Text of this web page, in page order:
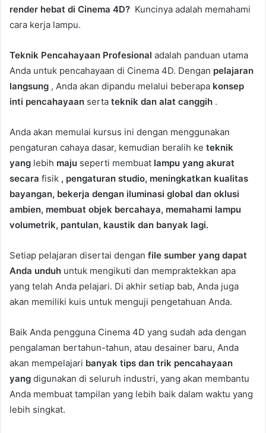
render hebat di Cinema 4D? Kuncinya adalah memahami
cara kerja lampu.
Teknik Pencahayaan Profesional adalah panduan utama
Anda untuk pencahayaan di Cinema 4D. Dengan pelajaran
langsung , Anda akan dipandu melalui beberapa konsep
inti pencahayaan serta teknik dan alat canggih .
Anda akan memulai kursus ini dengan menggunakan
pengaturan cahaya dasar, kemudian beralih ke teknik
yang lebih maju seperti membuat lampu yang akurat
secara fisik , pengaturan studio, meningkatkan kualitas
bayangan, bekerja dengan iluminasi global dan oklusi
ambien, membuat objek bercahaya, memahami lampu
volumetrik, pantulan, kaustik dan banyak lagi.
Setiap pelajaran disertai dengan file sumber yang dapat
Anda unduh untuk mengikuti dan mempraktekkan apa
yang telah Anda pelajari. Di akhir setiap bab, Anda juga
akan memiliki kuis untuk menguji pengetahuan Anda.
Baik Anda pengguna Cinema 4D yang sudah ada dengan
pengalaman bertahun-tahun, atau desainer baru, Anda
akan mempelajari banyak tips dan trik pencahayaan
yang digunakan di seluruh industri, yang akan membantu
Anda membuat tampilan yang lebih baik dalam waktu yang
lebih singkat.